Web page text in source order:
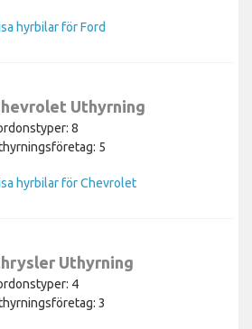
hyrbilar för Ford
Uthyrning
8
5
hyrbilar för Chevrolet
Uthyrning
4
3